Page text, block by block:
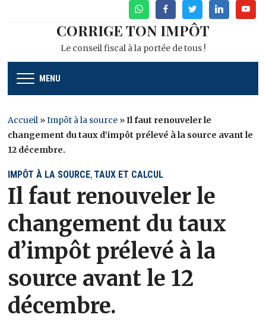
WhatsAppFacebookTwitterLinkedin
CORRIGE TON IMPÔT
Le conseil fiscal à la portée de tous !
MENU
Accueil »Impôt à la source »Il faut renouveler le
changement du taux d’impôt prélevé à la source avant le
12 décembre.
IMPÔT À LA SOURCE, TAUX ET CALCUL
Il faut renouveler le
changement du taux
d’impôt prélevé à la
source avant le 12
décembre.